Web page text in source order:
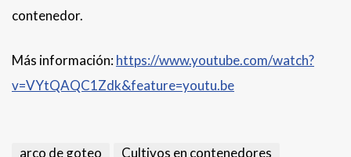
contenedor.
Más información:https://www.youtube.com/watch?
v=VYtQAQC1Zdk&feature=youtu.be
arco de goteo
Cultivos en contenedores